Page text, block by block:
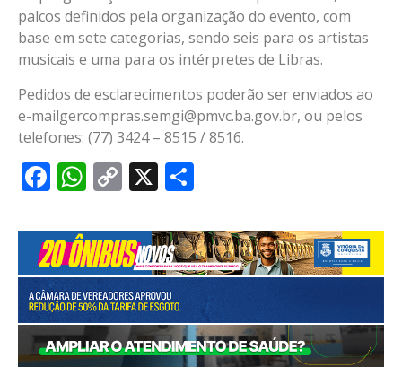
palcos definidos pela organização do evento, com
base em sete categorias, sendo seis para os artistas
musicais e uma para os intérpretes de Libras.
Pedidos de esclarecimentos poderão ser enviados ao
e-mailgercompras.semgi@pmvc.ba.gov.br, ou pelos
telefones: (77) 3424 – 8515 / 8516.
Facebook
WhatsApp
Copy
X